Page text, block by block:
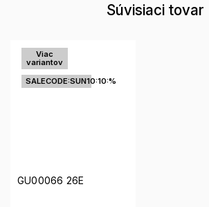
Súvisiaci tovar
Viac
variantov
SALECODE:SUN10:10:%
GU00066 26E